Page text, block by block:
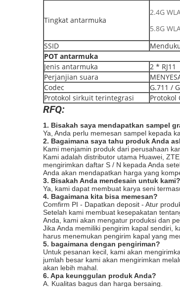
Tingkat antarmuka
2.4G
5.8G
SSID
POT antarmuka
Jenis antarmuka
2 * RJ11
Perjanjian suara
Codec
G.711 /
Protokol sirkuit terintegrasi
Protokol
RFQ:
1. Bisakah saya mendapatkan sampel
Ya, Anda perlu memesan sampel kepada
2. Bagaimana saya tahu produk Anda
Kami menjamin produk dari perusahaan
Kami adalah distributor utama Huawei,
mengirimkan daftar S / N kepada Anda
Anda akan mendapatkan harga yang
3. Bisakah Anda mendesain untuk kami?
Ya, kami dapat membuat karya seni
4. Bagaimana kita bisa memesan?
Comfirm PI - Dapatkan deposit - Atur
Setelah kami membuat kesepakatan
Anda, kami akan mengatur produksi dan
Jika Anda memiliki pengirim kapal sendiri,
harus menemukan pengirim kapal yang
5. bagaimana dengan pengiriman?
Untuk pesanan kecil, kami akan
jumlah besar kami akan mengirimkan
akan lebih mahal.
6. Apa keunggulan produk Anda?
A. Kualitas bagus dan harga bersaing.